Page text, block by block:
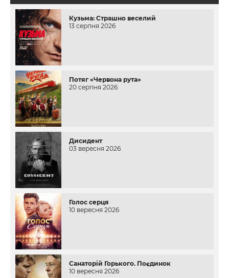
Кузьма: Страшно веселий
13 серпня 2026
Потяг «Червона рута»
20 серпня 2026
Дисидент
03 вересня 2026
Голос серця
10 вересня 2026
Санаторій Горького. Поєдинок
10 вересня 2026